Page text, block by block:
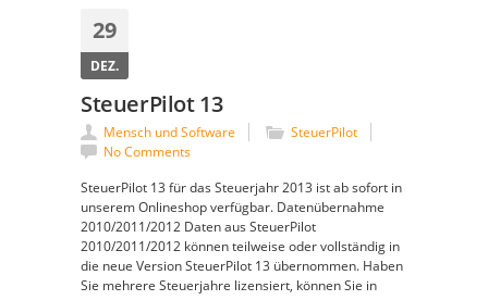
29
DEZ.
SteuerPilot 13
Mensch und Software
SteuerPilot
No Comments
SteuerPilot 13 für das Steuerjahr 2013 ist ab sofort in
unserem Onlineshop verfügbar. Datenübernahme
2010/2011/2012 Daten aus SteuerPilot
2010/2011/2012 können teilweise oder vollständig in
die neue Version SteuerPilot 13 übernommen. Haben
Sie mehrere Steuerjahre lizensiert, können Sie in